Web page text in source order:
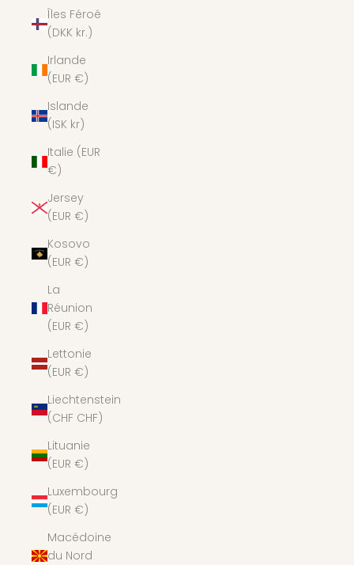
Îles Féroé
(DKK kr.)
Irlande
(EUR €)
Islande
(ISK kr)
Italie (EUR
€)
Jersey
(EUR €)
Kosovo
(EUR €)
La
Réunion
(EUR €)
Lettonie
(EUR €)
Liechtenstein
(CHF CHF)
Lituanie
(EUR €)
Luxembourg
(EUR €)
Macédoine
du Nord